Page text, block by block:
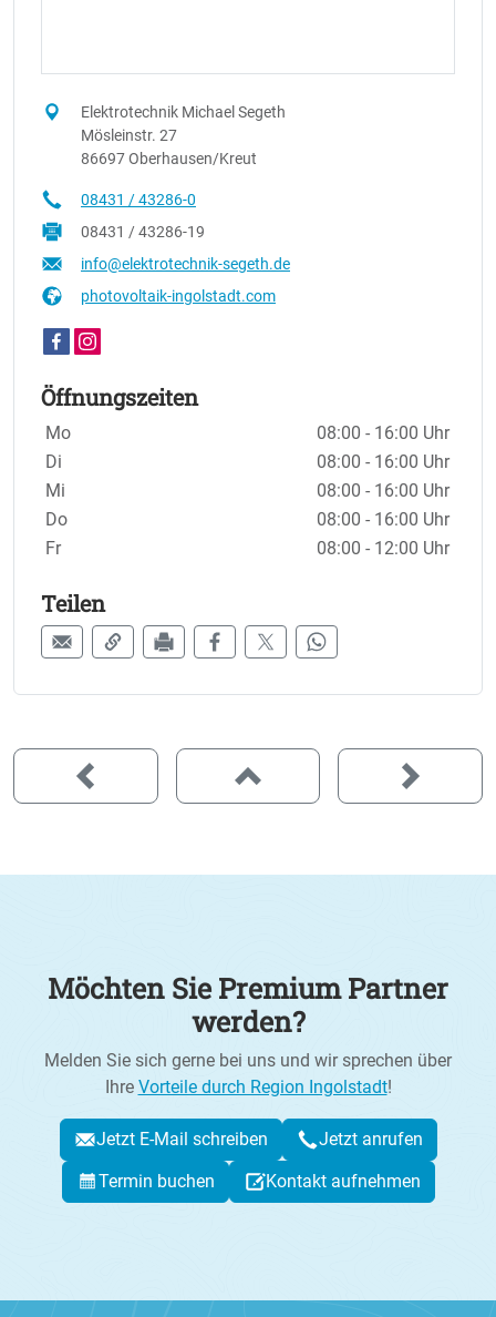
Elektrotechnik Michael Segeth
Mösleinstr. 27
86697 Oberhausen/Kreut
08431 / 43286-0
08431 / 43286-19
info@elektrotechnik-segeth.de
photovoltaik-ingolstadt.com
Öffnungszeiten
Wochentage / Monate
Öffnungszeiten / Hinweise
Mo
08:00 - 16:00 Uhr
Di
08:00 - 16:00 Uhr
Mi
08:00 - 16:00 Uhr
Do
08:00 - 16:00 Uhr
Fr
08:00 - 12:00 Uhr
Teilen
Möchten Sie Premium Partner
werden?
Melden Sie sich gerne bei uns und wir sprechen über
Ihre Vorteile durch Region Ingolstadt!
Jetzt E-Mail schreiben
Jetzt anrufen
Termin buchen
Kontakt aufnehmen